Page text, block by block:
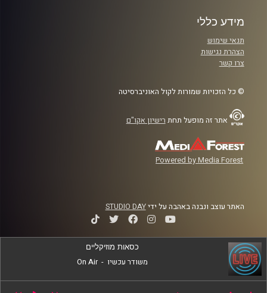
מידע כללי
תנאי שימוש
הצהרת נגישות
צרו קשר
© כל הזכויות שמורות לקול האוניברסיטה
אתר זה מופעל תחת רישיון אקו"ם
Powered by Media Forest
האתר עוצב ונבנה באהבה על ידיSTUDIO DAY
כסאות מוזיקליים
משודר עכשיו -
On Air